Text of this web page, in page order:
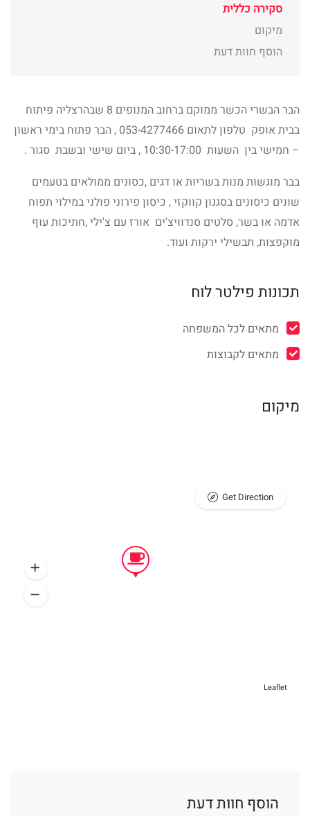
סקירה כללית
מיקום
הוסף חוות דעת
הבר הבשרי הכשר ממוקם ברחוב המנופים 8 שבהרצליה פיתוח
בבית אופק טלפון לתאום 053-4277466 , הבר פתוח בימי ראשון
– חמישי בין השעות 10:30-17:00 , ביום שישי ובשבת סגור .
בבר מוגשות מנות בשריות או דגים ,כסונים ממולאים בטעמים
שונים כיסונים בסגנון קווקזי , כיסון פירוני פולני במילוי תפוח
אדמה או בשר, סלטים סנדוויצ'ים אורז עם צ'ילי ,חתיכות עוף
מוקפצות, תבשילי ירקות ועוד.
תכונות פילטר לוח
מתאים לכל המשפחה
מתאים לקבוצות
מיקום
Leaflet
Get Direction
הוסף חוות דעת